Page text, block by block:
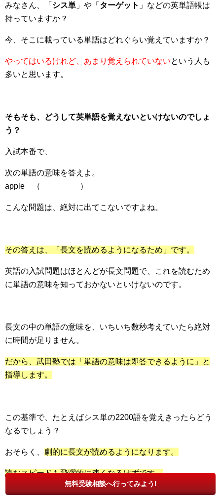
みなさん、「 シス単 」や「 ターゲット 」などの英単語帳は
持っていますか？
今、そこに載っている単語はどれぐらい覚えていますか？
やってはいるけれど、あまり覚えられていないという人も
多いと思います。
そもそも、どうして英単語を覚えないといけないのでしょ
う？
入試本番で、
次の単語の意味を答えよ。
apple （ ）
こんな問題は、絶対に出てこないですよね。
その答えは、「長文を読めるようになるため」です。
英語の入試問題はほとんどが長文問題で、これを読むため
に単語の意味を知っておかないといけないのです。
長文の中の単語の意味を、いちいち数秒考えていたら絶対
に時間が足りません。
だから、武田塾では「単語の意味は即答できるように」と
指導します。
この基準で、たとえばシス単の2200語を覚えきったらどう
なるでしょう？
おそらく、 劇的に長文が読めるようになります。
読むスピードも飛躍的に速くなるはずです。
無料受験相談へ行ってみよう!